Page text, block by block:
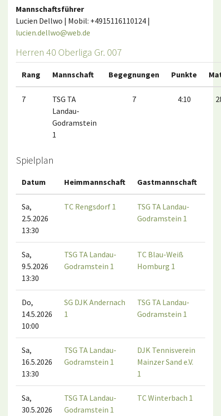
Mannschaftsführer
Lucien Dellwo | Mobil: +4915116110124 |
lucien.dellwo@web.de
Herren 40 Oberliga Gr. 007
Rang Mannschaft Begegnungen Punkte
7
TSG TA
Landau-
Godramstein
1
7 4:10
Spielplan
Datum Heimmannschaft Gastmannschaft
Sa,
2.5.2026
13:30
TC Rengsdorf 1
TSG TA Landau-
Godramstein 1
Sa,
9.5.2026
13:30
TSG TA Landau-
Godramstein 1
TC Blau-Weiß
Homburg 1
Do,
14.5.2026
10:00
SG DJK Andernach
1
TSG TA Landau-
Godramstein 1
Sa,
16.5.2026
13:30
TSG TA Landau-
Godramstein 1
DJK Tennisverein
Mainzer Sand e.V.
1
Sa,
30.5.2026
TSG TA Landau-
Godramstein 1
TC Winterbach 1